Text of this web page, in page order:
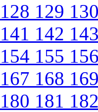
128 129
141 142
154 155
167 168
180 181